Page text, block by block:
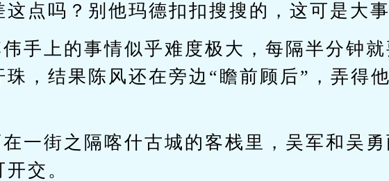
这点吗？别他玛德扣扣搜搜的，这可是大
手上的事情似乎难度极大，每隔半分钟
珠，结果陈风还在旁边“瞻前顾后”，弄得
一街之隔喀什古城的客栈里，吴军和吴
交。